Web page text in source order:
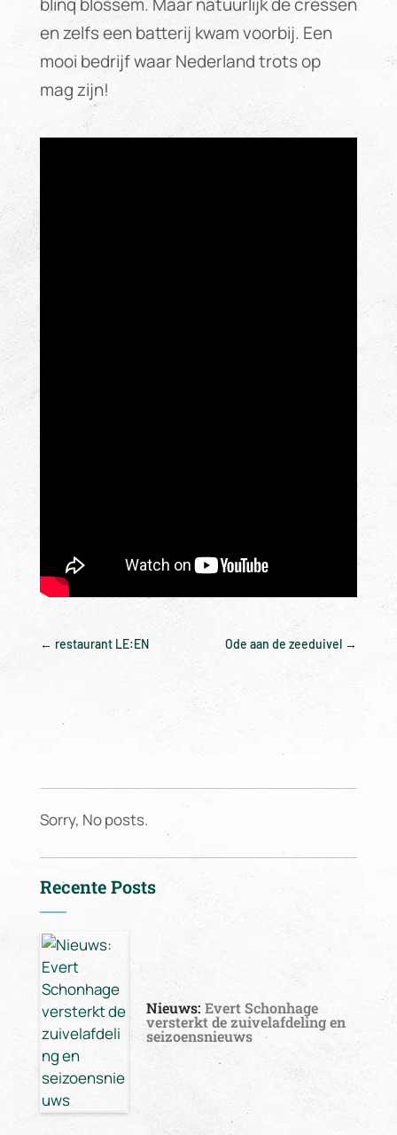
en zelfs een batterij kwam voorbij. Een
mooi bedrijf waar Nederland trots op
mag zijn!
← restaurant LE:EN Ode aan de zeeduivel →
Sorry, No posts.
Recente Posts
Nieuws: Evert Schonhage
versterkt de zuivelafdeling en
seizoensnieuws